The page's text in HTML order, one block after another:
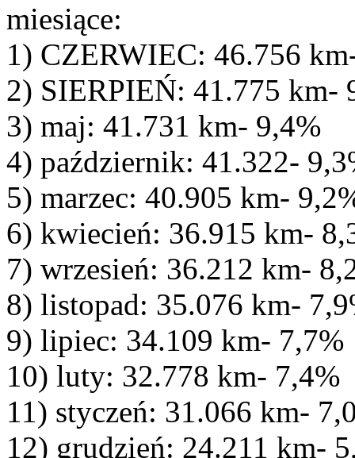
miesiące:
1) CZERWIEC: 46.756
2) SIERPIEŃ: 41.775 km-
3) maj: 41.731 km- 9,4%
4) październik: 41.322-
5) marzec: 40.905 km-
6) kwiecień: 36.915 km-
7) wrzesień: 36.212 km-
8) listopad: 35.076 km-
9) lipiec: 34.109 km- 7,7%
10) luty: 32.778 km- 7,4%
11) styczeń: 31.066 km-
12) grudzień: 24.211 km-